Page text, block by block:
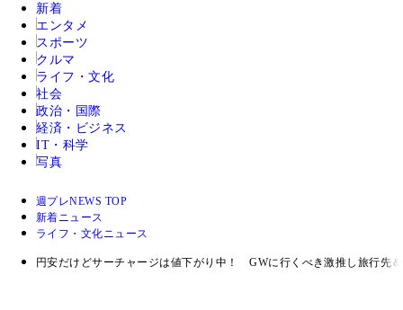
新着
エンタメ
スポーツ
クルマ
ライフ・文化
社会
政治・国際
経済・ビジネス
IT・科学
写真
週プレNEWS TOP
新着ニュース
ライフ・文化ニュース
円安だけどサーチャージは値下がり中！ GWに行くべき激推し旅行先